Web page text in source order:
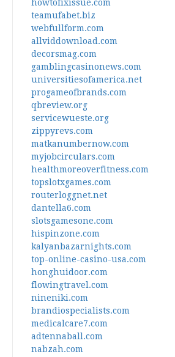
howtofixissue.com
teamufabet.biz
webfullform.com
allviddownload.com
decorsmag.com
gamblingcasinonews.com
universitiesofamerica.net
progameofbrands.com
qbreview.org
servicewueste.org
zippyrevs.com
matkanumbernow.com
myjobcirculars.com
healthmoreoverfitness.com
topslotxgames.com
routerloggnet.net
dantella6.com
slotsgamesone.com
hispinzone.com
kalyanbazarnights.com
top-online-casino-usa.com
honghuidoor.com
flowingtravel.com
nineniki.com
brandiospecialists.com
medicalcare7.com
adtennaball.com
nabzah.com